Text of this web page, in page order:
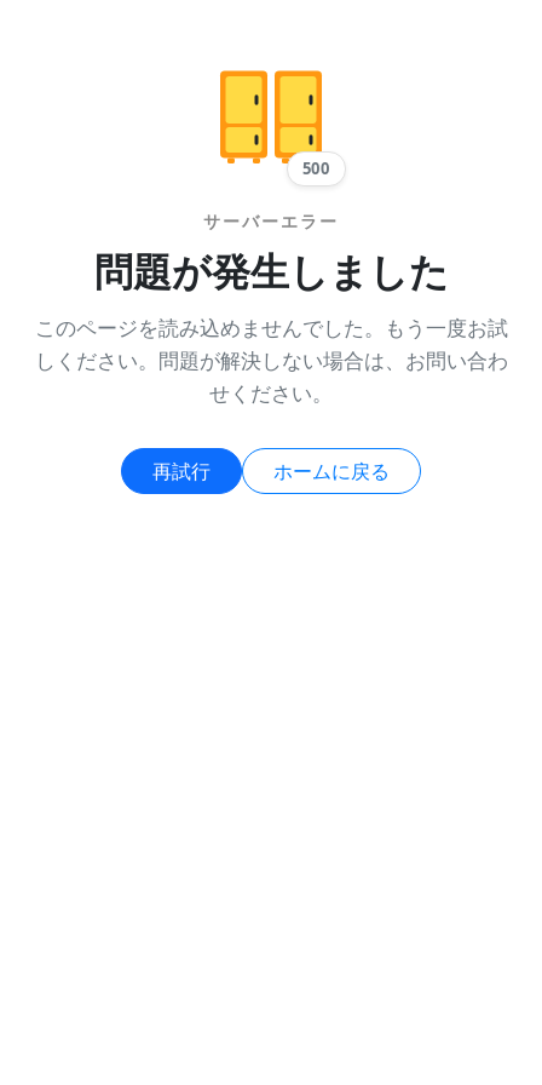
500
サーバーエラー
問題が発生しました
このページを読み込めませんでした。もう一度お試
しください。問題が解決しない場合は、お問い合わ
せください。
再試行 ホームに戻る